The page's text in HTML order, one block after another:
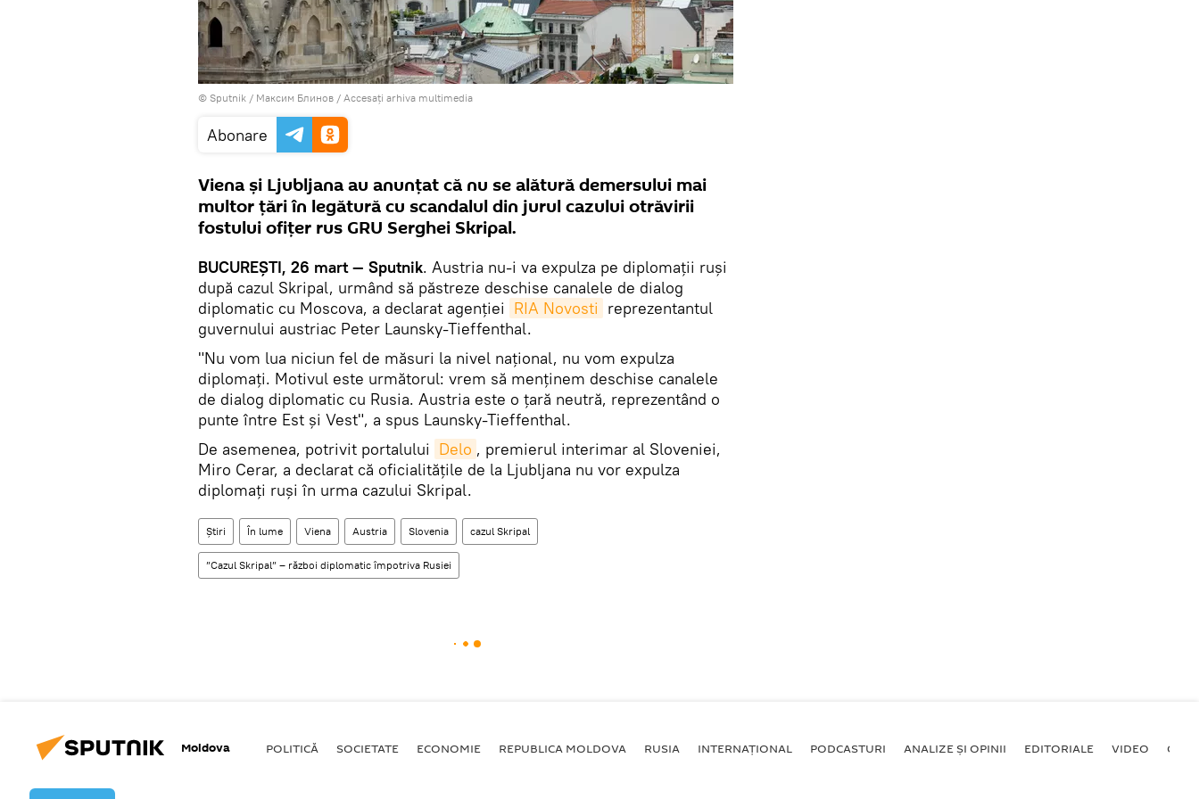
© Sputnik / Максим Блинов / Accesați arhiva multimedia
Abonare
Viena și Ljubljana au anunțat că nu se alătură demersului mai
multor țări în legătură cu scandalul din jurul cazului otrăvirii
fostului ofițer rus GRU Serghei Skripal.
BUCUREȘTI, 26 mart — Sputnik. Austria nu-i va expulza pe diplomații ruși
după cazul Skripal, urmând să păstreze deschise canalele de dialog
diplomatic cu Moscova, a declarat agenției RIA Novosti reprezentantul
guvernului austriac Peter Launsky-Tieffenthal.
"Nu vom lua niciun fel de măsuri la nivel național, nu vom expulza
diplomați. Motivul este următorul: vrem să menținem deschise canalele
de dialog diplomatic cu Rusia. Austria este o țară neutră, reprezentând o
punte între Est și Vest", a spus Launsky-Tieffenthal.
De asemenea, potrivit portalului Delo , premierul interimar al Sloveniei,
Miro Cerar, a declarat că oficialitățile de la Ljubljana nu vor expulza
diplomați ruși în urma cazului Skripal.
Știri În lume Viena Austria Slovenia cazul Skripal
”Cazul Skripal” – război diplomatic împotriva Rusiei
Moldova POLITICĂ SOCIETATE ECONOMIE REPUBLICA MOLDOVA RUSIA INTERNAȚIONAL PODCASTURI ANALIZE ȘI OPINII EDITORIALE VIDEO